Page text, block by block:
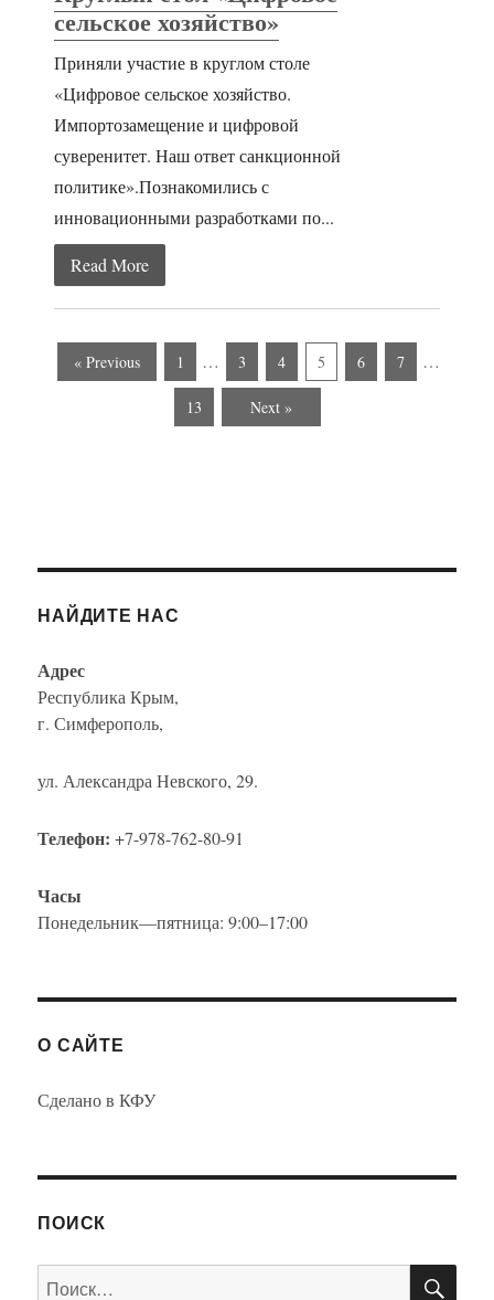
сельское хозяйство»
Приняли участие в круглом столе
«Цифровое сельское хозяйство.
Импортозамещение и цифровой
суверенитет. Наш ответ санкционной
политике».Познакомились с
инновационными разработками по...
Read More
« Previous 1 … 3 4 5 6 7 …
13 Next »
НАЙДИТЕ НАС
Адрес
Республика Крым,
г. Симферополь,
ул. Александра Невского, 29.
Телефон: +7-978-762-80-91
Часы
Понедельник—пятница: 9:00–17:00
О САЙТЕ
Сделано в КФУ
ПОИСК
Искать: